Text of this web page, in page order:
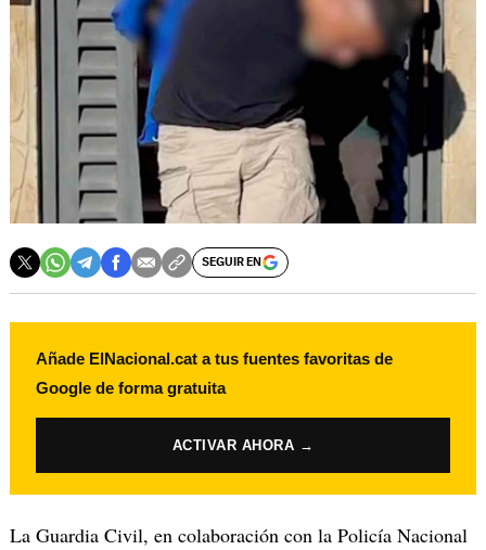
SEGUIR EN
Añade ElNacional.cat a tus fuentes favoritas de
Google de forma gratuita
ACTIVAR AHORA →
La Guardia Civil, en colaboración con la Policía Nacional